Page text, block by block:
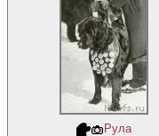
Рула